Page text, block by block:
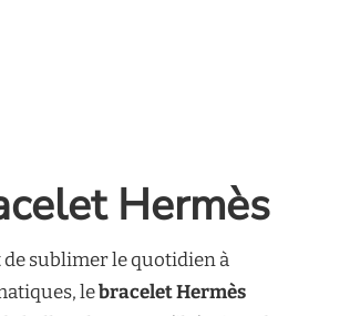
Hermès
de sublimer le quotidien à
lebracelet Hermès